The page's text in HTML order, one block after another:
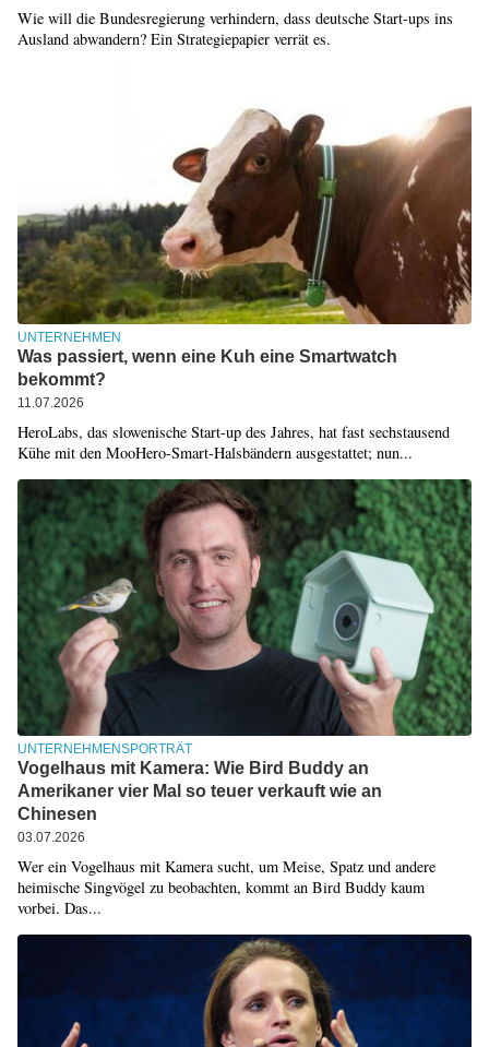
Wie will die Bundesregierung verhindern, dass deutsche Start-ups ins
Ausland abwandern? Ein Strategiepapier verrät es.
UNTERNEHMEN
Was passiert, wenn eine Kuh eine Smartwatch
bekommt?
11.07.2026
HeroLabs, das slowenische Start-up des Jahres, hat fast sechstausend
Kühe mit den MooHero-Smart-Halsbändern ausgestattet; nun...
UNTERNEHMENSPORTRÄT
Vogelhaus mit Kamera: Wie Bird Buddy an
Amerikaner vier Mal so teuer verkauft wie an
Chinesen
03.07.2026
Wer ein Vogelhaus mit Kamera sucht, um Meise, Spatz und andere
heimische Singvögel zu beobachten, kommt an Bird Buddy kaum
vorbei. Das...